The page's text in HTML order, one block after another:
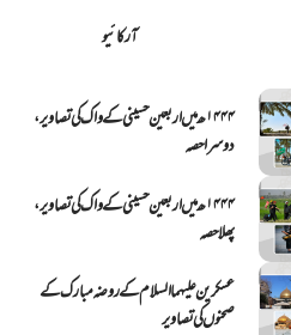
آرکائیو
۱۴۴۴ھ میں اربعین حسینی کے واک کی تصاویر،
دوسرا حصہ
۱۴۴۴ھ میں اربعین حسینی کے واک کی تصاویر،
پھلا حصہ
عسکرین علیهما السلام کے روضہ مبارک کے
صحنوں کی تصاویر